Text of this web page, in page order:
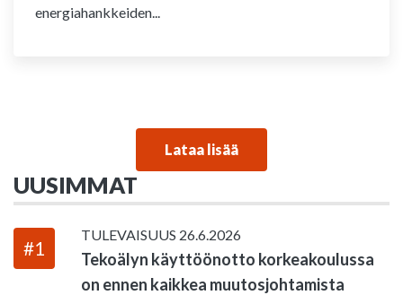
energiahankkeiden...
Lataa lisää
UUSIMMAT
#1
TULEVAISUUS 26.6.2026
Tekoälyn käyttöönotto korkeakoulussa
on ennen kaikkea muutosjohtamista